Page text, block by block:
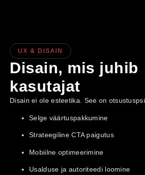
UX & DISAIN
Disain, mis juhib
kasutajat
Disain ei ole esteetika. See on
Selge väärtuspakkumine
Strateegiline CTA paigutus
Mobiilne optimeerimine
Usalduse ja autoriteedi loomine